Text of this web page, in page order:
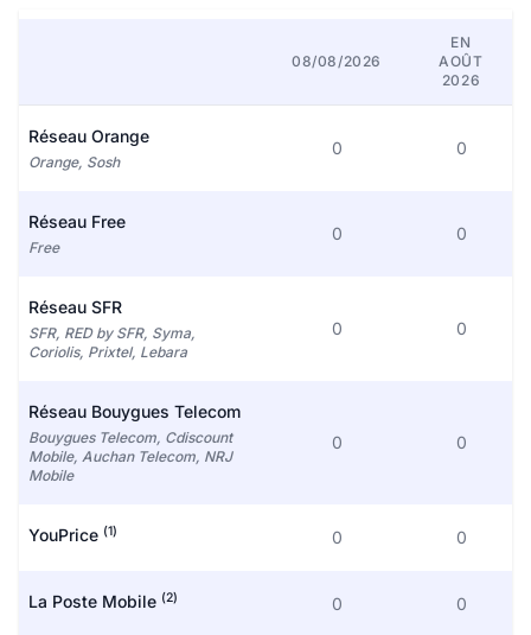
08/08/2026
EN
AOÛT
2026
Réseau Orange
Orange, Sosh
0 0
Réseau Free
Free
0 0
Réseau SFR
SFR, RED by SFR, Syma,
Coriolis, Prixtel, Lebara
0 0
Réseau Bouygues Telecom
Bouygues Telecom, Cdiscount
Mobile, Auchan Telecom, NRJ
Mobile
0 0
YouPrice (1) 0 0
La Poste Mobile (2) 0 0